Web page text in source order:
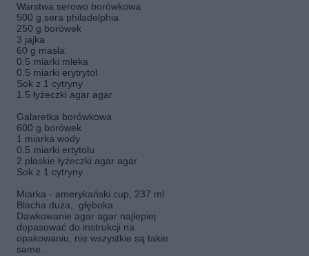
Warstwa serowo borówkowa
500 g sera philadelphia
250 g borówek
3 jajka
60 g masła
0.5 miarki mleka
0.5 miarki erytrytol
Sok z 1 cytryny
1.5 łyżeczki agar agar
Galaretka borówkowa
600 g borówek
1 miarka wody
0.5 miarki ertytolu
2 płaskie łyżeczki agar agar
Sok z 1 cytryny
Miarka - amerykański cup, 237 ml
Blacha duża, głęboka
Dawkowanie agar agar najlepiej
dopasować do instrukcji na
opakowaniu, nie wszystkie są takie
same.